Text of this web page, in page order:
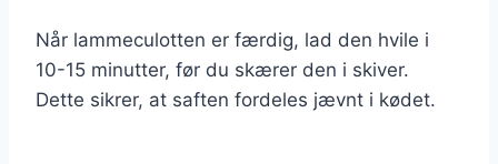
Når lammeculotten er færdig, lad den hvile i
10-15 minutter, før du skærer den i skiver.
Dette sikrer, at saften fordeles jævnt i kødet.